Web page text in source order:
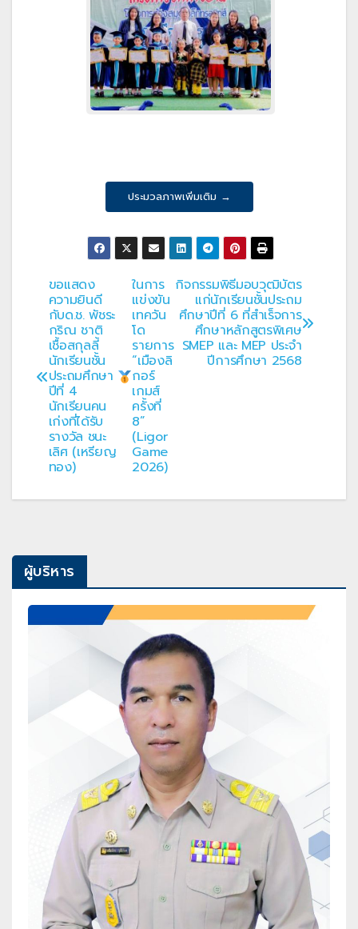
ประมวลภาพเพิ่มเติม →
แนะแนว
เรื่อง
กิจกรรมพิธีมอบวุฒิบัตร
แก่นักเรียนชั้นประถม
ศึกษาปีที่ 6 ที่สำเร็จการ
ศึกษาหลักสูตรพิเศษ
SMEP และ MEP ประจำ
ปีการศึกษา 2568
ขอแสดง
ความยินดี
กับด.ช. พัชระ
กริณ ชาติ
เชื้อสกุลลี้
นักเรียนชั้น
ประถมศึกษา
ปีที่ 4
นักเรียนคน
เก่งที่ได้รับ
รางวัล ชนะ
เลิศ (เหรียญ
ทอง)
ในการ
แข่งขัน
เทควัน
โด
รายการ
“เมืองลิ
กอร์
เกมส์
ครั้งที่
8”
(Ligor
Game
2026)
ผู้บริหาร